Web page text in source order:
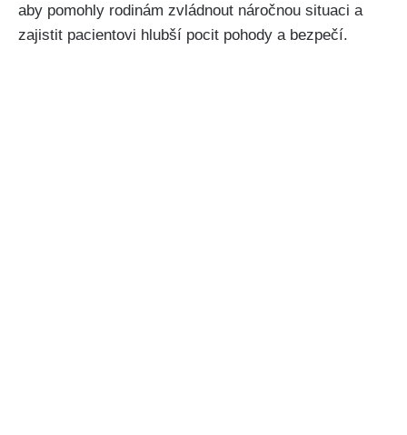
aby pomohly rodinám zvládnout náročnou situaci a
zajistit pacientovi hlubší pocit pohody a bezpečí.